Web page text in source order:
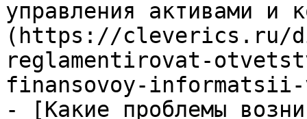
управления активами и
(https://cleverics.ru/
reglamentirovat-
finansovoy-
- [Какие проблемы